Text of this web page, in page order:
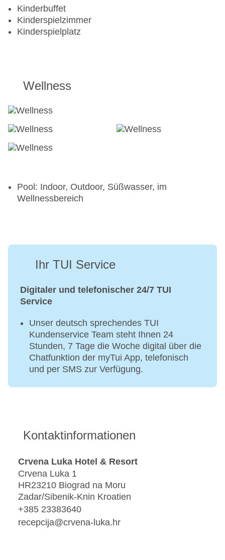
Kinderbuffet
Kinderspielzimmer
Kinderspielplatz
Wellness
Pool: Indoor, Outdoor, Süßwasser, im
Wellnessbereich
Ihr TUI Service
Digitaler und telefonischer 24/7 TUI
Service
Unser deutsch sprechendes TUI
Kundenservice Team steht Ihnen 24
Stunden, 7 Tage die Woche digital über die
Chatfunktion der myTui App, telefonisch
und per SMS zur Verfügung.
Kontaktinformationen
Crvena Luka Hotel & Resort
Crvena Luka 1
HR23210 Biograd na Moru
Zadar/Sibenik-Knin Kroatien
+385 23383640
recepcija@crvena-luka.hr